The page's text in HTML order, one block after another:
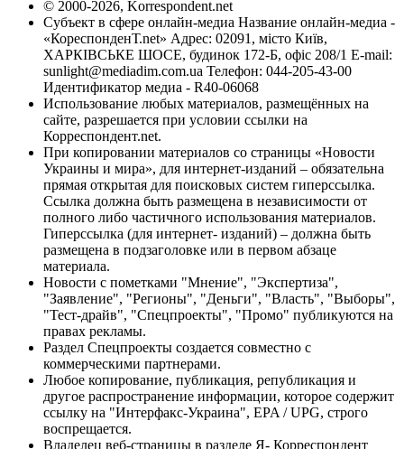
© 2000-2026, Korrespondent.net
Субъект в сфере онлайн-медиа Название онлайн-медиа -
«КореспонденТ.net» Адрес: 02091, місто Київ,
ХАРКІВСЬКЕ ШОСЕ, будинок 172-Б, офіс 208/1 E-mail:
sunlight@mediadim.com.ua Телефон: 044-205-43-00
Идентификатор медиа - R40-06068
Использование любых материалов, размещённых на
сайте, разрешается при условии ссылки на
Корреспондент.net.
При копировании материалов со страницы «Новости
Украины и мира», для интернет-изданий – обязательна
прямая открытая для поисковых систем гиперссылка.
Ссылка должна быть размещена в независимости от
полного либо частичного использования материалов.
Гиперссылка (для интернет- изданий) – должна быть
размещена в подзаголовке или в первом абзаце
материала.
Новости с пометками "Мнение", "Экспертиза",
"Заявление", "Регионы", "Деньги", "Власть", "Выборы",
"Тест-драйв", "Спецпроекты", "Промо" публикуются на
правах рекламы.
Раздел Спецпроекты создается совместно с
коммерческими партнерами.
Любое копирование, публикация, републикация и
другое распространение информации, которое содержит
ссылку на "Интерфакс-Украина", EPA / UPG, строго
воспрещается.
Владелец веб-страницы в разделе Я- Корреспондент